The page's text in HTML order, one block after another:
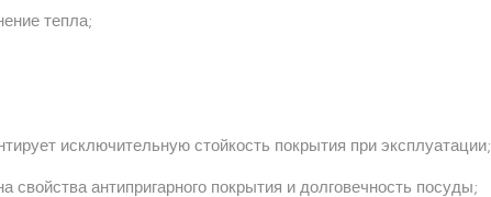
тепла;
исключительную стойкость покрытия при эксплуатации;
антипригарного покрытия и долговечность посуды;